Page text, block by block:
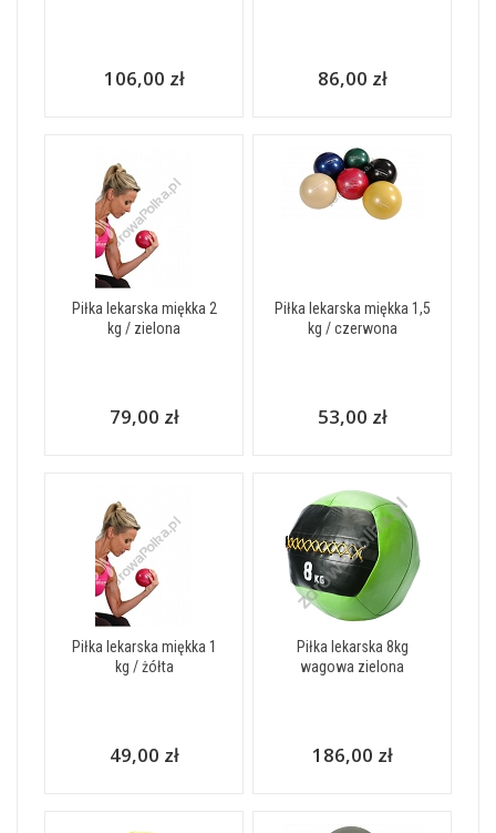
106,00 zł 86,00 zł
Piłka lekarska miękka 2
kg / zielona
79,00 zł
Piłka lekarska miękka 1,5
kg / czerwona
53,00 zł
Piłka lekarska miękka 1
kg / żółta
49,00 zł
Piłka lekarska 8kg
wagowa zielona
186,00 zł